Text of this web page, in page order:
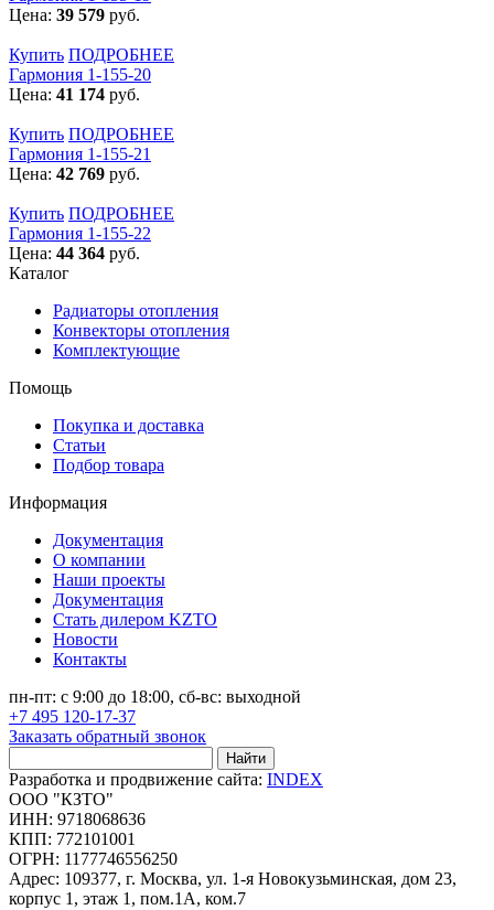
Цена: 39 579 руб.
Купить ПОДРОБНЕЕ
Гармония 1-155-20
Цена: 41 174 руб.
Купить ПОДРОБНЕЕ
Гармония 1-155-21
Цена: 42 769 руб.
Купить ПОДРОБНЕЕ
Гармония 1-155-22
Цена: 44 364 руб.
Каталог
Радиаторы отопления
Конвекторы отопления
Комплектующие
Помощь
Покупка и доставка
Статьи
Подбор товара
Информация
Документация
О компании
Наши проекты
Документация
Стать дилером KZTO
Новости
Контакты
пн-пт: с 9:00 до 18:00, сб-вс: выходной
+7 495 120-17-37
Заказать обратный звонок
Найти
Разработка и продвижение сайта: INDEX
ООО "КЗТО"
ИНН: 9718068636
КПП: 772101001
ОГРН: 1177746556250
Адрес: 109377, г. Москва, ул. 1-я Новокузьминская, дом 23,
корпус 1, этаж 1, пом.1А, ком.7